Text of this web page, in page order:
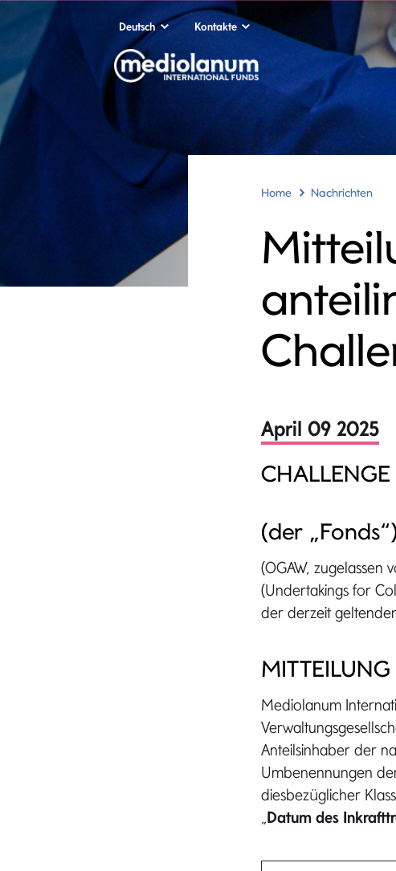
Deutsch Kontakte
Home Nachrichten
April 09 2025
(der
(OGAW,
(Undertakings for
der derzeit
Mediolanum
Anteilsinhaber der
Umbenennungen
diesbezüglicher
„Datum des